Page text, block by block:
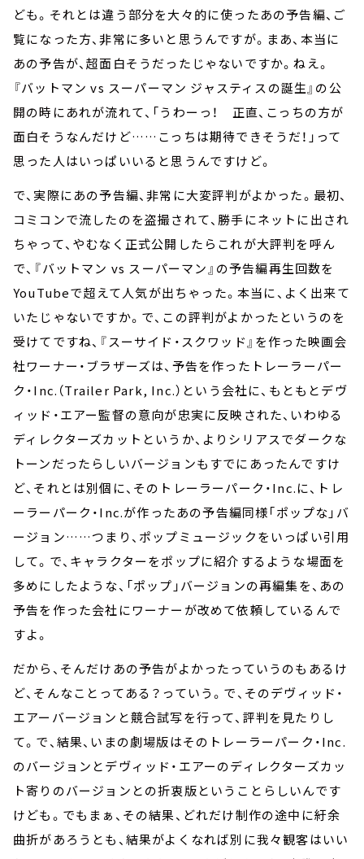
ども。それとは違う部分を大々的に使ったあの予告編、ご
覧になった方、非常に多いと思うんですが。まあ、本当に
あの予告が、超面白そうだったじゃないですか。ねえ。
『バットマン vs スーパーマン ジャスティスの誕生』の公
開の時にあれが流れて、「うわーっ！ 正直、こっちの方が
面白そうなんだけど……こっちは期待できそうだ！」って
思った人はいっぱいいると思うんですけど。
で、実際にあの予告編、非常に大変評判がよかった。最初、
コミコンで流したのを盗撮されて、勝手にネットに出され
ちゃって、やむなく正式公開したらこれが大評判を呼ん
で、『バットマン vs スーパーマン』の予告編再生回数を
YouTubeで超えて人気が出ちゃった。本当に、よく出来て
いたじゃないですか。で、この評判がよかったというのを
受けてですね、『スーサイド・スクワッド』を作った映画会
社ワーナー・ブラザーズは、予告を作ったトレーラーパー
ク・Inc.（Trailer Park, Inc.）という会社に、もともとデヴ
ィッド・エアー監督の意向が忠実に反映された、いわゆる
ディレクターズカットというか、よりシリアスでダークな
トーンだったらしいバージョンもすでにあったんですけ
ど、それとは別個に、そのトレーラーパーク・Inc.に、トレ
ーラーパーク・Inc.が作ったあの予告編同様「ポップな」バ
ージョン……つまり、ポップミュージックをいっぱい引用
して。で、キャラクターをポップに紹介するような場面を
多めにしたような、「ポップ」バージョンの再編集を、あの
予告を作った会社にワーナーが改めて依頼しているんで
すよ。
だから、そんだけあの予告がよかったっていうのもあるけ
ど、そんなことってある？っていう。で、そのデヴィッド・
エアーバージョンと競合試写を行って、評判を見たりし
て。で、結果、いまの劇場版はそのトレーラーパーク・Inc.
のバージョンとデヴィッド・エアーのディレクターズカッ
ト寄りのバージョンとの折衷版ということらしいんです
けども。でもまぁ、その結果、どれだけ制作の途中に紆余
曲折があろうとも、結果がよくなれば別に我々観客はいい